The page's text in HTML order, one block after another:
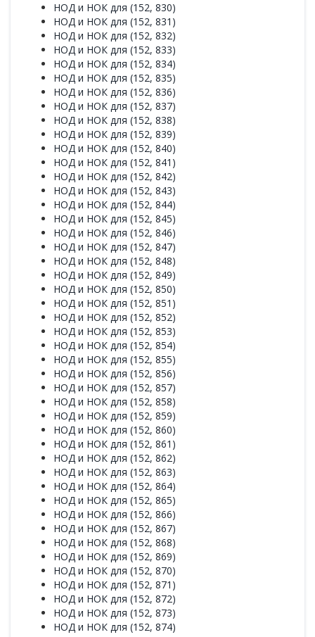
НОД и НОК для (152, 830)
НОД и НОК для (152, 831)
НОД и НОК для (152, 832)
НОД и НОК для (152, 833)
НОД и НОК для (152, 834)
НОД и НОК для (152, 835)
НОД и НОК для (152, 836)
НОД и НОК для (152, 837)
НОД и НОК для (152, 838)
НОД и НОК для (152, 839)
НОД и НОК для (152, 840)
НОД и НОК для (152, 841)
НОД и НОК для (152, 842)
НОД и НОК для (152, 843)
НОД и НОК для (152, 844)
НОД и НОК для (152, 845)
НОД и НОК для (152, 846)
НОД и НОК для (152, 847)
НОД и НОК для (152, 848)
НОД и НОК для (152, 849)
НОД и НОК для (152, 850)
НОД и НОК для (152, 851)
НОД и НОК для (152, 852)
НОД и НОК для (152, 853)
НОД и НОК для (152, 854)
НОД и НОК для (152, 855)
НОД и НОК для (152, 856)
НОД и НОК для (152, 857)
НОД и НОК для (152, 858)
НОД и НОК для (152, 859)
НОД и НОК для (152, 860)
НОД и НОК для (152, 861)
НОД и НОК для (152, 862)
НОД и НОК для (152, 863)
НОД и НОК для (152, 864)
НОД и НОК для (152, 865)
НОД и НОК для (152, 866)
НОД и НОК для (152, 867)
НОД и НОК для (152, 868)
НОД и НОК для (152, 869)
НОД и НОК для (152, 870)
НОД и НОК для (152, 871)
НОД и НОК для (152, 872)
НОД и НОК для (152, 873)
НОД и НОК для (152, 874)